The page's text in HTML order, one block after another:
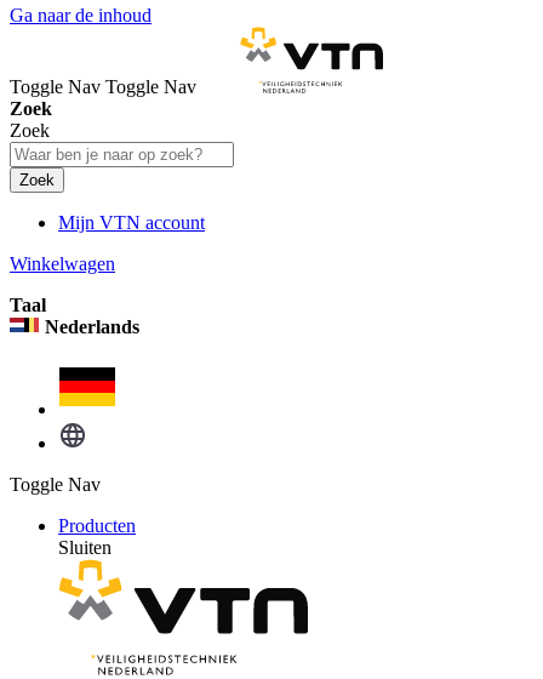
Ga naar de inhoud
Toggle Nav Toggle Nav
Zoek
Zoek
Zoek
Mijn VTN account
Winkelwagen
Taal
Nederlands
Toggle Nav
Producten
Sluiten